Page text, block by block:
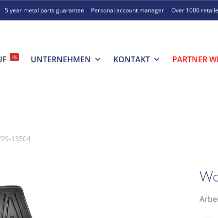
5 year metal parts guarantee Personal account manager Over 1000
-% UNTERNEHMEN KONTAKT PARTNER
13504